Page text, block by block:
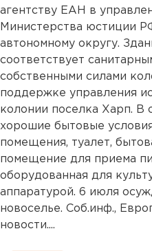
агентству ЕАН в
Министерства юстиции
автономному округу.
соответствует
собственными силами
поддержке управления
колонии поселка Харп. В
хорошие бытовые
помещения, туалет,
помещение для приема
оборудованная для
аппаратурой. 6 июля
новоселье. Соб.инф.,
новости....